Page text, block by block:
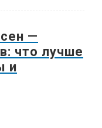
—
что лучше
и